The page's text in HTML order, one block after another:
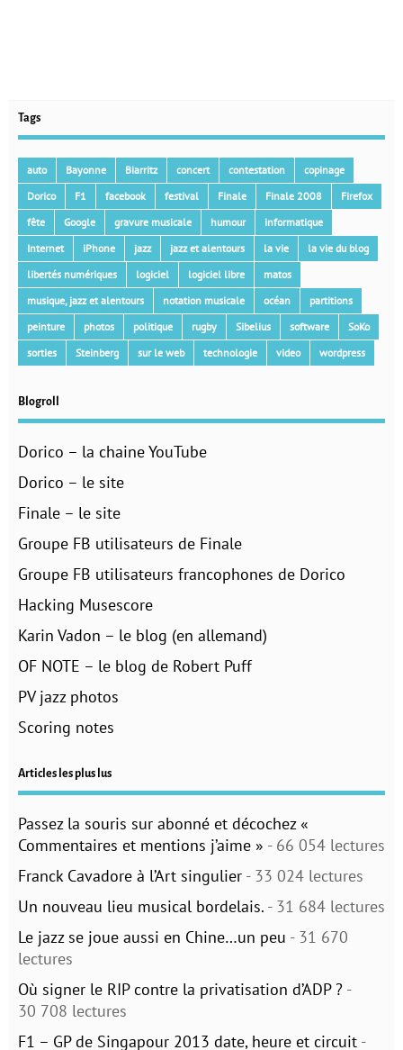
Tags
auto Bayonne Biarritz concert contestation
copinage
Dorico
F1 facebook festival Finale Finale 2008
Firefox
fête
Google gravure musicale humour
informatique
Internet
iPhone jazz jazz et alentours la vie
la vie du blog
libertés numériques
logiciel logiciel libre
matos
musique, jazz et alentours
notation musicale océan
partitions
peinture
photos politique rugby Sibelius software
SoKo
sorties
Steinberg sur le web technologie video wordpress
Blogroll
Dorico – la chaine YouTube
Dorico – le site
Finale – le site
Groupe FB utilisateurs de Finale
Groupe FB utilisateurs francophones de Dorico
Hacking Musescore
Karin Vadon – le blog (en allemand)
OF NOTE – le blog de Robert Puff
PV jazz photos
Scoring notes
Articles les plus lus
Passez la souris sur abonné et décochez «
Commentaires et mentions j’aime » - 66 054 lectures
Franck Cavadore à l’Art singulier - 33 024 lectures
Un nouveau lieu musical bordelais. - 31 684 lectures
Le jazz se joue aussi en Chine…un peu - 31 670
lectures
Où signer le RIP contre la privatisation d’ADP ? -
30 708 lectures
F1 – GP de Singapour 2013 date, heure et circuit -